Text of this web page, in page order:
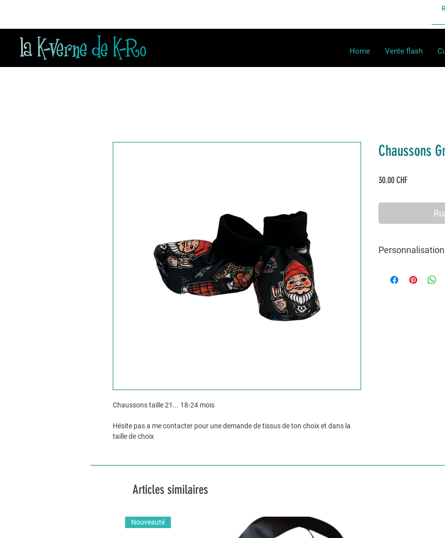
Home Vente flash
Chaussons taille 21... 18-24 mois
Hésite pas a me contacter pour une demande de tissus de ton choix et dans la
taille de choix
Chaussons
30.00 CHFPrix
Personnalisation
mesure, n’hésitez
Articles similaires
Nouveauté